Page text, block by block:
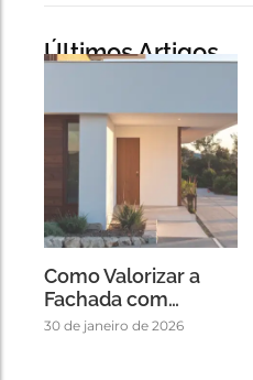
Últimos Artigos
Como Valorizar a
Fachada com…
30 de janeiro de 2026